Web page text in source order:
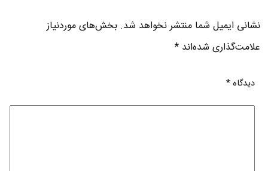
نشانی ایمیل شما منتشر نخواهد شد. بخش‌های موردنیاز
علامت‌گذاری شده‌اند*
دیدگاه*